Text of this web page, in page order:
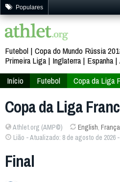
Populares
Futebol Copa do Mundo Rússia
Primeira Liga
Inglaterra Espanha
Início
Futebol Copa da Liga
Copa da Liga
Athlet.org (AMP©) English,
Lião - Atualizado: 8 de agosto de 2026 -
Final